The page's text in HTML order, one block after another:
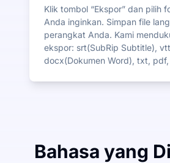
Klik tombol “Ekspor” dan pilih
Anda inginkan. Simpan file
perangkat Anda. Kami
ekspor: srt(SubRip Subtitle),
docx(Dokumen Word), txt,
Bahasa yang